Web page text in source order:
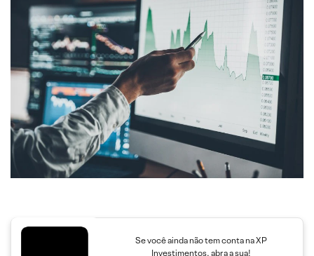
Se você ainda não tem conta na XP
Investimentos, abra a sua!